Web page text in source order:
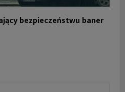
bezpieczeństwu baner